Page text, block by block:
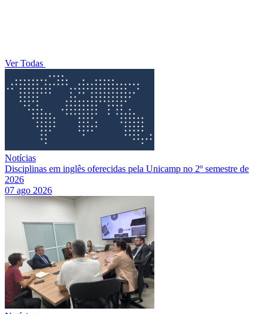
Ver Todas
Notícias
Disciplinas em inglês oferecidas pela Unicamp no 2º semestre de
2026
07 ago 2026